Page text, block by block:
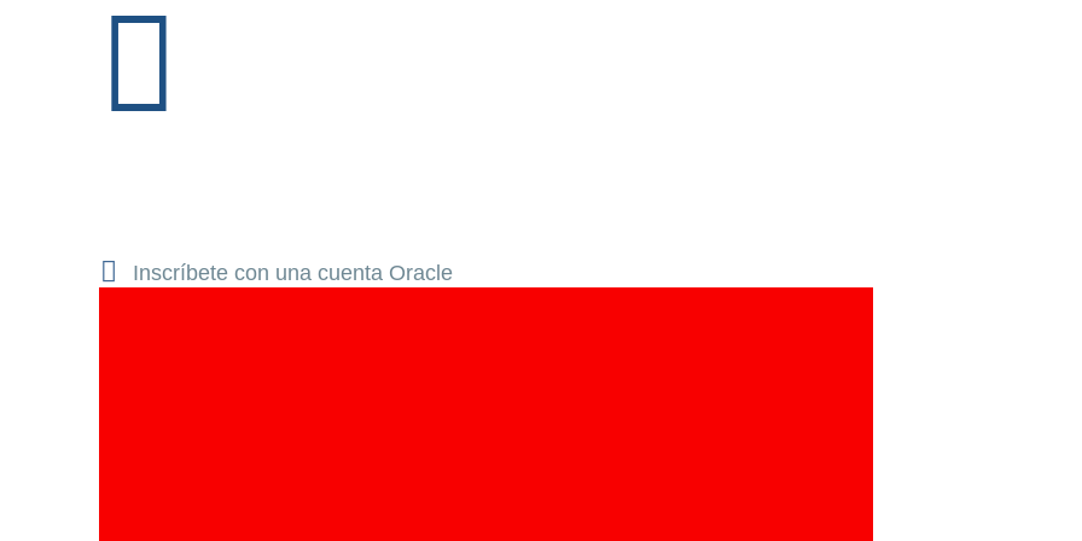
Inscríbete con una cuenta Oracle